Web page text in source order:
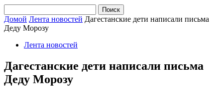
Домой Лента новостей Дагестанские дети написали письма
Деду Морозу
Лента новостей
Дагестанские дети написали письма
Деду Морозу